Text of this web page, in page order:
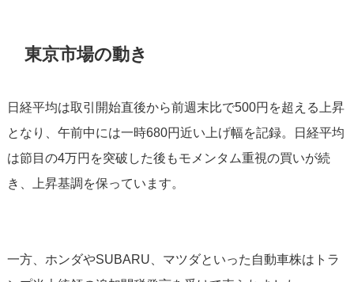
東京市場の動き
日経平均は取引開始直後から前週末比で500円を超える上昇
となり、午前中には一時680円近い上げ幅を記録。日経平均
は節目の4万円を突破した後もモメンタム重視の買いが続
き、上昇基調を保っています。
一方、ホンダやSUBARU、マツダといった自動車株はトラ